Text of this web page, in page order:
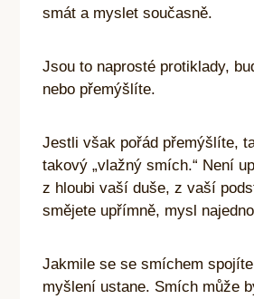
smáta myslet současně.
Jsou to naprosté protiklady,
nebo přemýšlíte.
Jestli však pořád přemýšlíte,
takový „vlažný smích.“ Není
z hloubi vaší duše, z vaší
smějete upřímně, mysl
Jakmile se se smíchem
myšlení ustane. Smích může